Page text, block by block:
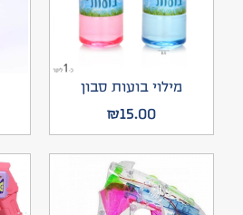
מילוי בועות סבון
₪15.00